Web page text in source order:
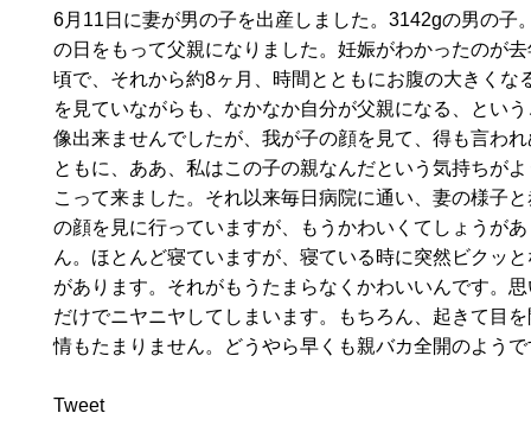
6月11日に妻が男の子を出産しました。3142gの男の子
の日をもって父親になりました。妊娠がわかったのが
頃で、それから約8ヶ月、時間とともにお腹の大きくな
を見ていながらも、なかなか自分が父親になる、とい
像出来ませんでしたが、我が子の顔を見て、得も言わ
ともに、ああ、私はこの子の親なんだという気持ちが
こって来ました。それ以来毎日病院に通い、妻の様子
の顔を見に行っていますが、もうかわいくてしょうが
ん。ほとんど寝ていますが、寝ている時に突然ビクッ
があります。それがもうたまらなくかわいいんです。
だけでニヤニヤしてしまいます。もちろん、起きて目
情もたまりません。どうやら早くも親バカ全開のよう
Tweet